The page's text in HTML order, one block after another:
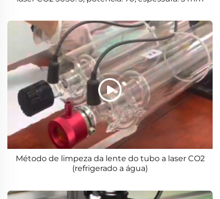
Método de limpeza da lente do tubo a laser CO2
(refrigerado a água)